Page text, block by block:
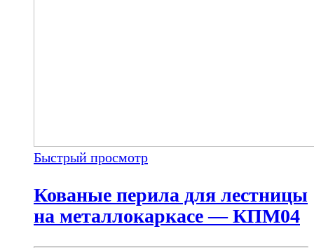
Быстрый просмотр
Кованые перила для лестницы
на металлокаркасе — КПМ04